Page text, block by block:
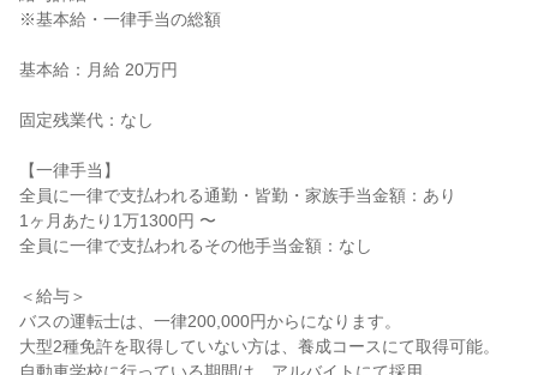
※基本給・一律手当の総額
基本給：月給 20万円
固定残業代：なし
【一律手当】
全員に一律で支払われる通勤・皆勤・家族手当金額：あり
1ヶ月あたり1万1300円 〜
全員に一律で支払われるその他手当金額：なし
＜給与＞
バスの運転士は、一律200,000円からになります。
大型2種免許を取得していない方は、養成コースにて取得可能。